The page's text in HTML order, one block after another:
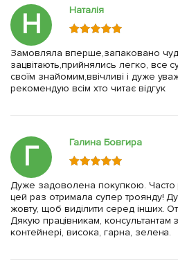
Н Наталія
Замовляла вперше,запаковано
зацвітають,прийнялись легко, все
своїм знайомим,ввічливі і дуже
рекомендую всім хто читає відгук
Г Галина Бовгира
Дуже задоволена покупкою.
цей раз отримала супер троянду!
жовту, щоб виділити серед інших.
Дякую працівникам, консультантам
контейнері, висока, гарна, зелена.